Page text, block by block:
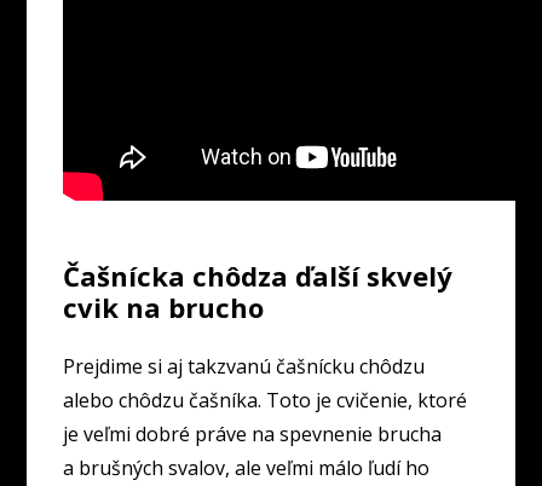
Čašnícka chôdza ďalší skvelý
cvik na brucho
Prejdime si aj takzvanú čašnícku chôdzu
alebo chôdzu čašníka. Toto je cvičenie, ktoré
je veľmi dobré práve na spevnenie brucha
a brušných svalov, ale veľmi málo ľudí ho